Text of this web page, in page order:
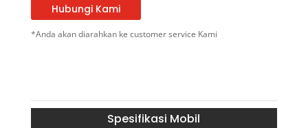
Hubungi Kami
*Anda akan diarahkan ke customer service Kami
Spesifikasi Mobil